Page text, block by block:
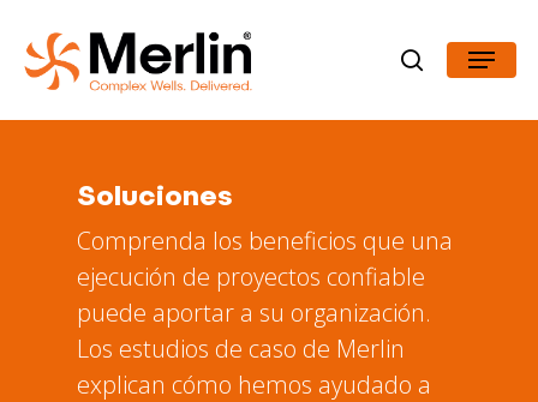
main
Menu
Soluciones
Comprenda los beneficios que una
ejecución de proyectos confiable
puede aportar a su organización.
Los estudios de caso de Merlin
explican cómo hemos ayudado a
Close